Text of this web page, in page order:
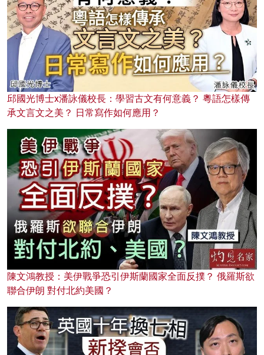
邱國光博士x潘詠儀校長：學習古文有何意義？ 粵語怎樣傳
承文言文之美？ 日常寫作如何應用？
陳文鴻教授：美伊戰爭恐引伊斯蘭國家全面反撲？ 俄羅斯欲
聯合伊朗 對付北約美國？